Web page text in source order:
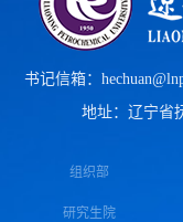
书记信箱：
地址：辽宁省
组织部
研究生院